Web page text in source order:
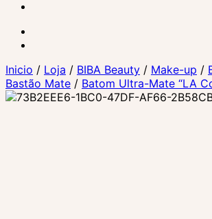
Inicio / Loja / BIBA Beauty / Make-up /
Bastão Mate / Batom Ultra-Mate “LA